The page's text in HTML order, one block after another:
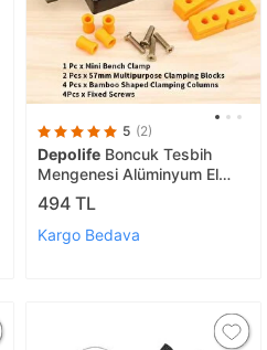
5 (2)
Depolife Boncuk Tesbih
Mengenesi Alüminyum El
Mengenesi Kıskaç Mengene
masa Montajlı Aparatlı
Hassas işkence
494 TL
Kargo Bedava